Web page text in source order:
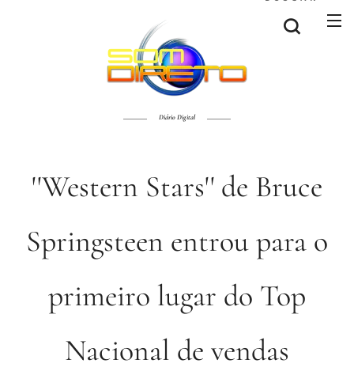
Diário Digital
''Western Stars'' de Bruce
Springsteen entrou para o
primeiro lugar do Top
Nacional de vendas